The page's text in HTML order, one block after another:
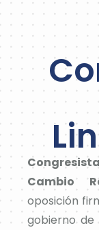
Cambio
oposición
gobierno de